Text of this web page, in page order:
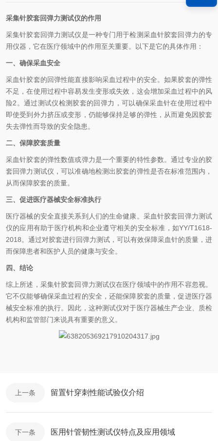
采集针胶套回弹力测试仪的作用
采集针胶套回弹力测试仪是一种专门用于检测采血针胶套回弹力的专
用仪器，它在医疗领域中的作用至关重要。以下是它的具体作用：
一、确保采血安全
采血针胶套的回弹性能直接影响采血过程中的安全。如果胶套的弹性
不足，在使用过程中容易发生变形或失效，这会增加采血过程中的风
险2。通过测试仪检测胶套的回弹力，可以确保采血针在使用过程中
即使受到外力挤压或变形，仍能够保持足够的弹性，从而避免因胶套
失去弹性而导致的安全隐患。
二、保障胶套质量
采血针胶套的弹性数值或弹力是一个重要的特性参数。通过专业的胶
套回弹力测试仪，可以准确地检测出胶套的弹性是否在标准范围内，
从而保障胶套的质量。
三、促进医疗器械安全标准执行
医疗器械的安全直接关系到人们的生命健康。采血针胶套回弹力测试
仪的应用有助于医疗机构和企业遵守相关的安全标准，如YY/T1618-
2018。通过对胶套进行回弹力测试，可以有效保障采血针的质量，进
而保障患者和医护人员的健康与安全。
四、结论
综上所述，采集针胶套回弹力测试仪在医疗领域中的作用不容忽视。
它不仅能够确保采血过程的安全，还能保障胶套的质量，促进医疗器
械安全标准的执行。因此，这种测试仪对于医疗器械生产企业、质检
机构和监管部门来说具有重要的意义。
上一条 留置针穿刺性能试验仪介绍
下一条 医用针管韧性测试仪特点及应用领域